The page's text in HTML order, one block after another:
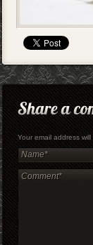
Your email address